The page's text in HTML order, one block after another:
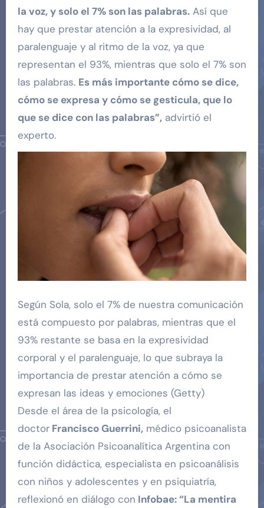
la voz, y solo el 7% son las palabras.Así que
hay que prestar atención a la expresividad, al
paralenguaje y al ritmo de la voz, ya que
representan el 93%, mientras que solo el 7% son
las palabras. Es más importante cómo se dice,
cómo se expresa y cómo se gesticula, que lo
que se dice con las palabras”,advirtió el
experto.
Según Sola, solo el 7% de nuestra comunicación
está compuesto por palabras, mientras que el
93% restante se basa en la expresividad
corporal y el paralenguaje, lo que subraya la
importancia de prestar atención a cómo se
expresan las ideas y emociones (Getty)
Desde el área de la psicología, el
doctorFrancisco Guerrini,médico psicoanalista
de la Asociación Psicoanalítica Argentina con
función didáctica, especialista en psicoanálisis
con niños y adolescentes y en psiquiatría,
reflexionó en diálogo con Infobae: “La mentira